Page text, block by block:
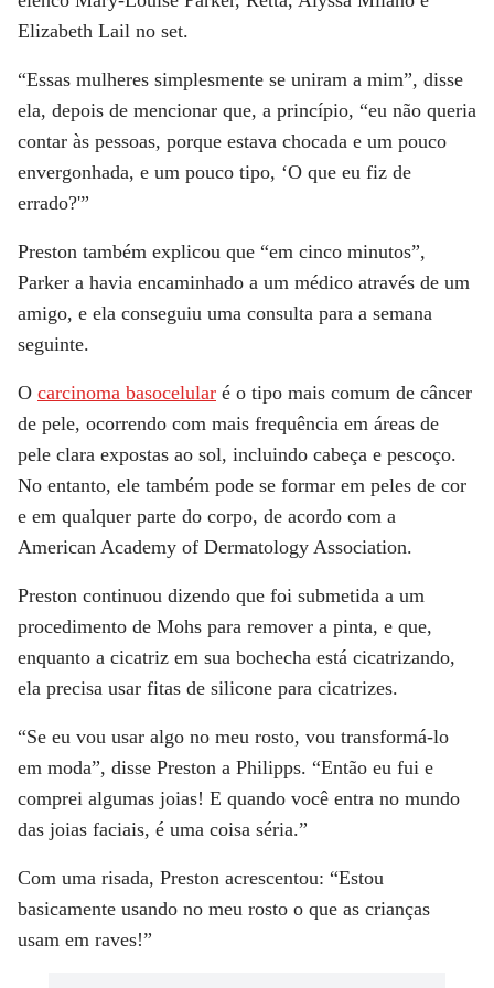
Elizabeth Lail no set.
“Essas mulheres simplesmente se uniram a mim”, disse
ela, depois de mencionar que, a princípio, “eu não queria
contar às pessoas, porque estava chocada e um pouco
envergonhada, e um pouco tipo, ‘O que eu fiz de
errado?'”
Preston também explicou que “em cinco minutos”,
Parker a havia encaminhado a um médico através de um
amigo, e ela conseguiu uma consulta para a semana
seguinte.
O carcinoma basocelular é o tipo mais comum de câncer
de pele, ocorrendo com mais frequência em áreas de
pele clara expostas ao sol, incluindo cabeça e pescoço.
No entanto, ele também pode se formar em peles de cor
e em qualquer parte do corpo, de acordo com a
American Academy of Dermatology Association.
Preston continuou dizendo que foi submetida a um
procedimento de Mohs para remover a pinta, e que,
enquanto a cicatriz em sua bochecha está cicatrizando,
ela precisa usar fitas de silicone para cicatrizes.
“Se eu vou usar algo no meu rosto, vou transformá-lo
em moda”, disse Preston a Philipps. “Então eu fui e
comprei algumas joias! E quando você entra no mundo
das joias faciais, é uma coisa séria.”
Com uma risada, Preston acrescentou: “Estou
basicamente usando no meu rosto o que as crianças
usam em raves!”